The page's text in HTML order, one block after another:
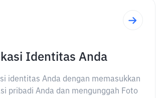
Identitas Anda
identitas Anda dengan memasukkan
pribadi Anda dan mengunggah Foto